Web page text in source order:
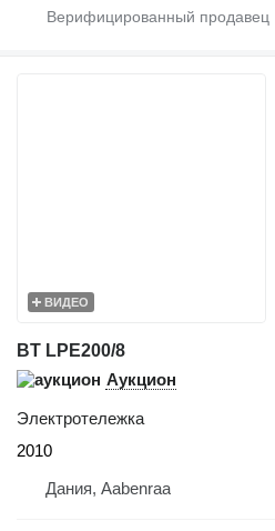
ВИДЕО
BT LPE200/8
Аукцион
Электротележка
2010
Дания, Aabenraa